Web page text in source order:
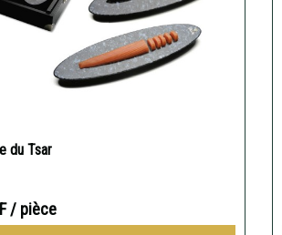
du Tsar
/ pièce